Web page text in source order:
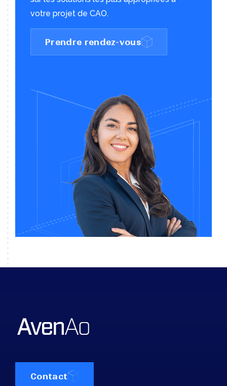
votre projet de CAO.
Prendre rendez-vous
Contact